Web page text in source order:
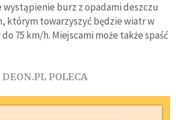
burz z opadami deszczu
którym towarzyszyć będzie wiatr w
75 km/h. Miejscami może także spaść
DEON.PL POLECA